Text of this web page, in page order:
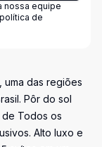
nossa equipe
política de
uma das regiões
Pôr do sol
de Todos os
Alto luxo e